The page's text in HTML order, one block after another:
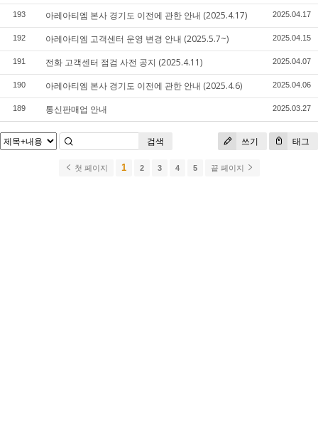
193 아레아티엠 본사 경기도 이전에 관한 안내 (2025.4.17) 2025.04.17
192 아레아티엠 고객센터 운영 변경 안내 (2025.5.7~) 2025.04.15
191 전화 고객센터 점검 사전 공지 (2025.4.11) 2025.04.07
190 아레아티엠 본사 경기도 이전에 관한 안내 (2025.4.6) 2025.04.06
189 통신판매업 안내 2025.03.27
쓰기 태그
검색
첫 페이지 1 2 3 4 5 끝 페이지